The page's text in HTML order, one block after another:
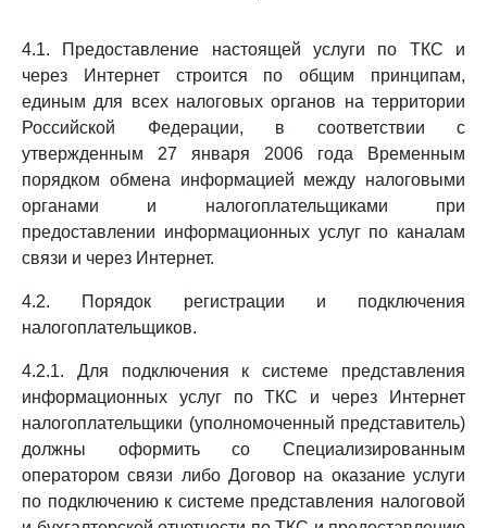
4.1. Предоставление настоящей услуги по ТКС и
через Интернет строится по общим принципам,
единым для всех налоговых органов на территории
Российской Федерации, в соответствии с
утвержденным 27 января 2006 года Временным
порядком обмена информацией между налоговыми
органами и налогоплательщиками при
предоставлении информационных услуг по каналам
связи и через Интернет.
4.2. Порядок регистрации и подключения
налогоплательщиков.
4.2.1. Для подключения к системе представления
информационных услуг по ТКС и через Интернет
налогоплательщики (уполномоченный представитель)
должны оформить со Специализированным
оператором связи либо Договор на оказание услуги
по подключению к системе представления налоговой